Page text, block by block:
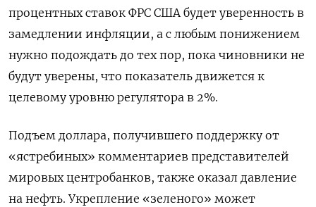
процентных ставок ФРС США будет уверенность в
замедлении инфляции, а с любым понижением
нужно подождать до тех пор, пока чиновники не
будут уверены, что показатель движется к
целевому уровню регулятора в 2%.
Подъем доллара, получившего поддержку от
«ястребиных» комментариев представителей
мировых центробанков, также оказал давление
на нефть. Укрепление «зеленого» может